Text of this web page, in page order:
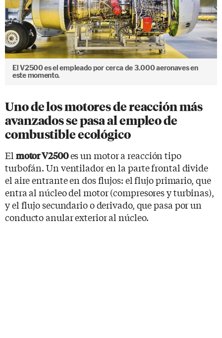
El V2500 es el empleado por cerca de 3.000 aeronaves en
este momento.
Uno de los motores de reacción más
avanzados se pasa al empleo de
combustible ecológico
El motor V2500es un motor a reacción tipo
turbofán. Un ventilador en la parte frontal divide
el aire entrante en dos flujos: el flujo primario, que
entra al núcleo del motor (compresores y turbinas),
y el flujo secundario o derivado, que pasa por un
conducto anular exterior al núcleo.